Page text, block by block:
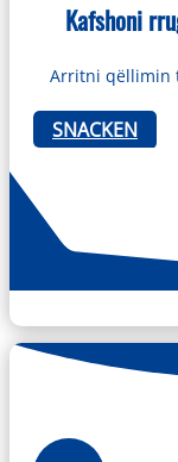
Kafshoni
Arritni qëllimin
SNACKEN